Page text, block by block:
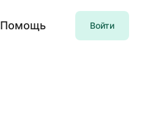
Помощь Войти